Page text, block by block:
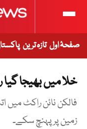
صفحۂ اول تازہ ترین
خلا میں بھیجا
فالکن نائن راکٹ میں
زمین پر پہنچ سکے۔